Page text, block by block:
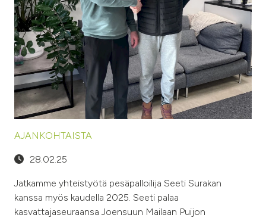
AJANKOHTAISTA
28.02.25
Jatkamme yhteistyötä pesäpalloilija Seeti Surakan
kanssa myös kaudella 2025. Seeti palaa
kasvattajaseuraansa Joensuun Mailaan Puijon